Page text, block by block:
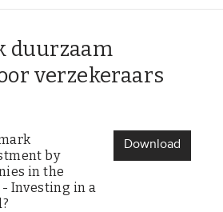
HOME
ACTUEEL
Nieuws
Opinie
duurzaam
verzekeraars
Download
by
in the
Investing in a